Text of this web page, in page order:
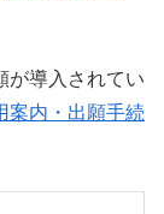
が導入されてい
案内・出願手続